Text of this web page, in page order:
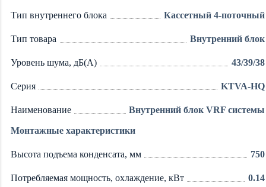
Тип внутреннего блока Кассетный 4-поточный
Тип товара Внутренний блок
Уровень шума, дБ(А) 43/39/38
Серия KTVA-HQ
Наименование Внутренний блок VRF системы
Монтажные характеристики
Высота подъема конденсата, мм 750
Потребляемая мощность, охлаждение, кВт 0.14